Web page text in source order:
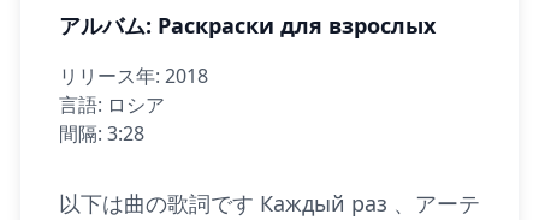
アルバム: Раскраски для взрослых
リリース年: 2018
言語: ロシア
間隔: 3:28
以下は曲の歌詞です Каждый раз 、アーテ